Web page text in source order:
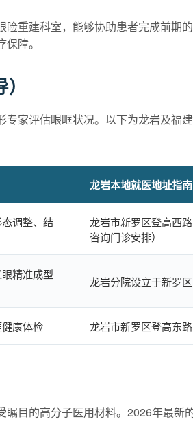
重建科室，能够协助患者完成前期
障。
家评估眼眶状况。以下为龙岩及福
龙岩本地就医地址指南
调整、结
龙岩市新罗区登高西
咨询门诊安排）
精准成型
龙岩分院设立于新罗
康体检 龙岩市新罗区登高东
目的高分子医用材料。2026年最新